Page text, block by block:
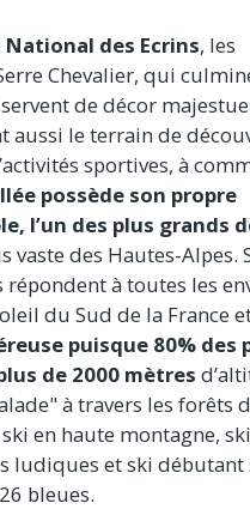
National des Ecrins, les
Chevalier, qui
de décor
aussi le terrain de
sportives, à
possède son propre
l’un des plus grands
vaste des Hautes-Alpes.
répondent à toutes les
du Sud de la France
puisque 80% des
de 2000 mètres
à travers les forêts
en haute montagne,
ludiques et ski débutant
bleues.